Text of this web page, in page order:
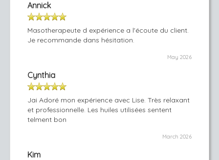
Annick
Masotherapeute d expérience a l'écoute du client.
Je recommande dans hésitation.
May 2026
Cynthia
Jai Adoré mon expérience avec Lise. Très relaxant
et professionnelle. Les huiles utilisées sentent
telment bon
March 2026
Kim